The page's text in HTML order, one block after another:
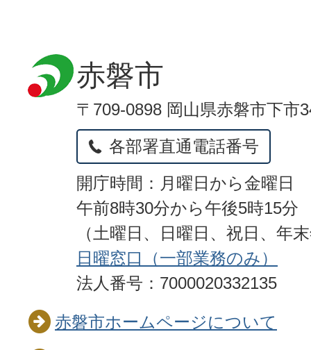
赤磐市
〒709-0898 岡山県赤磐市下市
各部署直通電話番号
開庁時間：月曜日から金曜日
午前8時30分から午後5時15分
（土曜日、日曜日、祝日、年
日曜窓口（一部業務のみ）
法人番号：7000020332135
赤磐市ホームページについて